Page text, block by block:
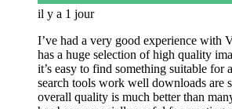
il y a 1 jour
I’ve had a very good experience with
has a huge selection of high quality
it’s easy to find something suitable for
search tools work well downloads are
overall quality is much better than